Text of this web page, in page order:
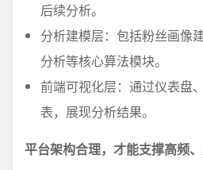
后续分析。
分析建模层：包括粉丝画像
分析等核心算法模块。
前端可视化层：通过仪表盘
表，展现分析结果。
平台架构合理，才能支撑高频